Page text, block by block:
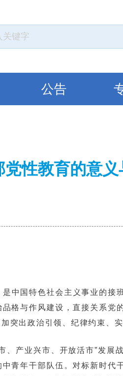
公告
性教育的意
中国特色社会主义事业的
格与作风建设，直接关系
突出政治引领、纪律约束、
、产业兴市、开放活市”发
青年干部队伍。对标新时